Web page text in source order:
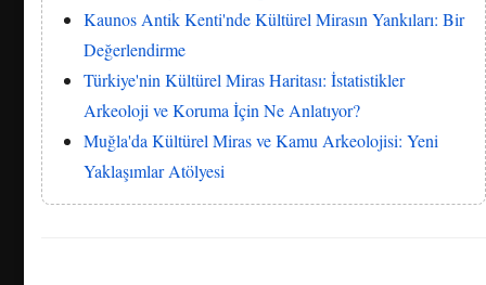
Kaunos Antik Kenti'nde Kültürel Mirasın Yankıları: Bir
Değerlendirme
Türkiye'nin Kültürel Miras Haritası: İstatistikler
Arkeoloji ve Koruma İçin Ne Anlatıyor?
Muğla'da Kültürel Miras ve Kamu Arkeolojisi: Yeni
Yaklaşımlar Atölyesi